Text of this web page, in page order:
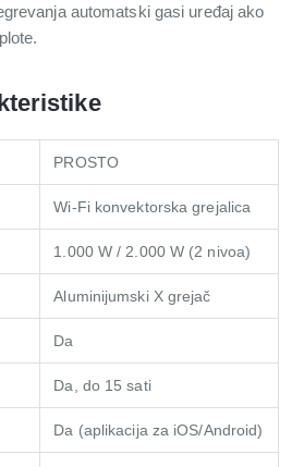
automatski gasi uređaj ako
PROSTO
Wi-Fi konvektorska grejalica
1.000 W / 2.000 W (2 nivoa)
Aluminijumski X grejač
Da
Da, do 15 sati
Da (aplikacija za iOS/Android)